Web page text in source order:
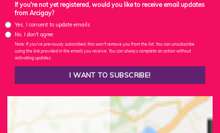
If you're not yet registered, would you like to receive email updates
from Arcigay?
Yes, I consent to update emails
No, I don't agree
Note: If you've previously subscribed, this won't remove you from the list. You can unsubscribe
using the link provided in the emails you receive. You can always complete an action without
activating updates.